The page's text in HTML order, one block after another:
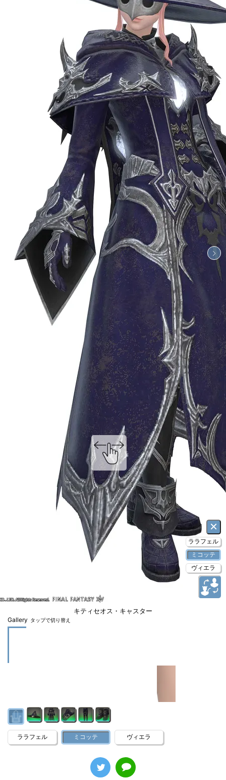
キティセオス・キャスター
×
ララフェル
ミコッテ
ヴィエラ
Gallery タップで切り替え
ララフェル ミコッテ ヴィエラ